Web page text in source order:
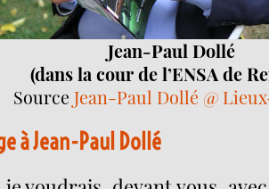
Jean-Paul Dollé
(dans la cour de l’ENSA de
Source Jean-Paul Dollé @
à Jean-Paul Dollé